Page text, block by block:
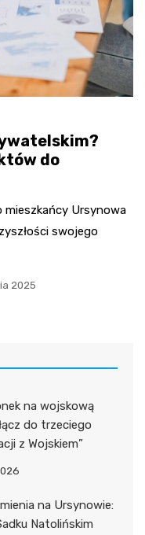
do
mieszkańcy Ursynowa
swojego
2025
na wojskową
do trzeciego
z Wojskiem”
na Ursynowie:
Natolińskim